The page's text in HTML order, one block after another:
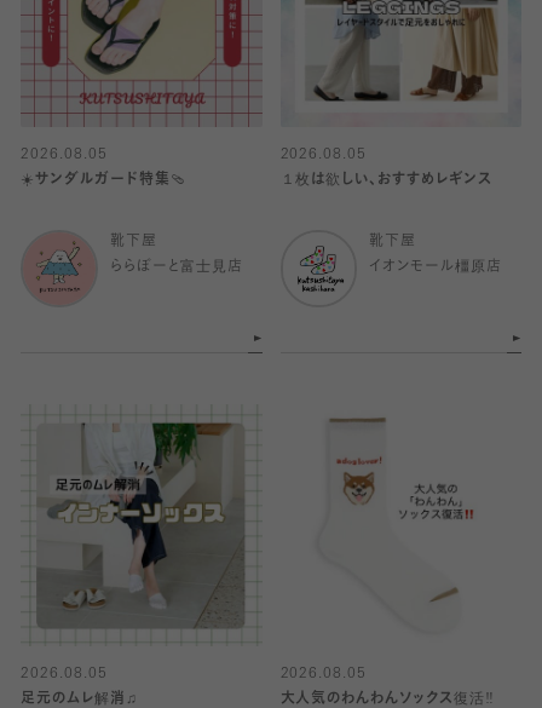
2026.08.05
☀️サンダルガード特集🩴
靴下屋
ららぽーと富士見店
2026.08.05
１枚は欲しい、おすすめレギンス
靴下屋
イオンモール橿原店
2026.08.05
足元のムレ解消♫
2026.08.05
大人気のわんわんソックス復活‼️